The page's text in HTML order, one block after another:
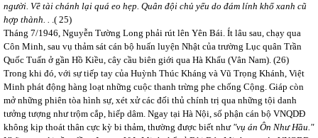
người. Về tài chánh lại quá eo hẹp. Quân đội chủ yếu do đám lính khố xanh cũ
hợp thành. . .( 25)
Tháng 7/1946, Nguyễn Tường Long phải rút lên Yên Bái. Ít lâu sau, chạy qua
Côn Minh, sau vụ thảm sát cán bộ huấn luyện Nhật của trường Lục quân Trần
Quốc Tuấn ở gần Hồ Kiều, cây cầu biên giới qua Hà Khẩu (Vân Nam). (26)
Trong khi đó, với sự tiếp tay của Huỳnh Thúc Kháng và Vũ Trọng Khánh, Việt
Minh phát động hàng loạt những cuộc thanh trừng phe chống Cộng. Giáp còn
mở những phiên tòa hình sự, xét xử các đối thủ chính trị qua những tội danh
tưởng tượng như trộm cắp, hiếp dâm. Ngay tại Hà Nội, số phận cán bộ VNQDĐ
không kịp thoát thân cực kỳ bi thảm, thường được biết như "vụ án Ôn Như Hầu."